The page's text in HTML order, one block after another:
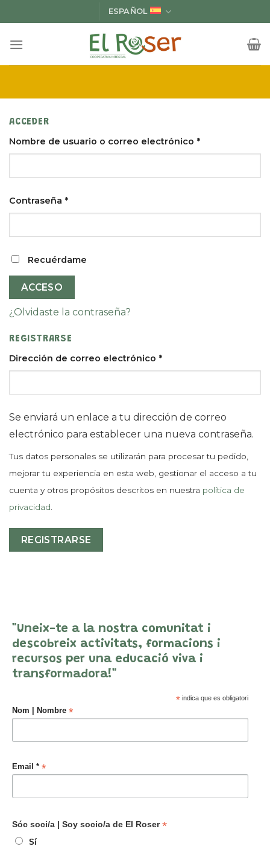
al
contenido
ESPAÑOL
ACCEDER
Nombre de usuario o correo electrónico *
Contraseña *
Recuérdame
ACCESO
¿Olvidaste la contraseña?
REGISTRARSE
Dirección de correo electrónico *
Se enviará un enlace a tu dirección de correo
electrónico para establecer una nueva contraseña.
Tus datos personales se utilizarán para procesar tu pedido,
mejorar tu experiencia en esta web, gestionar el acceso a tu
cuenta y otros propósitos descritos en nuestra política de
privacidad
REGISTRARSE
"Uneix-te a la nostra comunitat i
descobreix activitats, formacions i
recursos per una educació viva i
transformadora!"
*indica que es obligatori
Nom | Nombre *
Email * *
Sóc soci/a | Soy socio/a de El Roser*
Sí